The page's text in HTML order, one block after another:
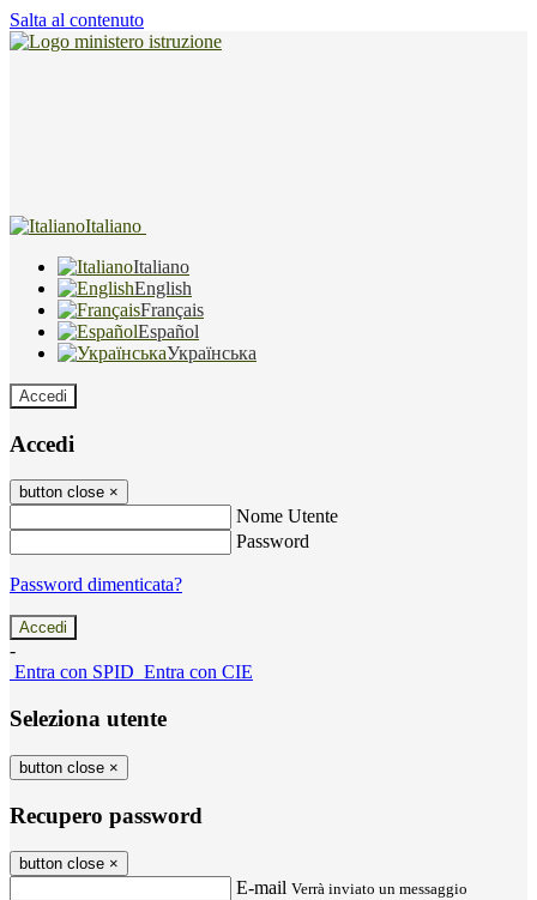
Salta al contenuto
Italiano
Italiano
English
Français
Español
Українська
Accedi
Accedi
button close ×
Nome Utente
Password
Password dimenticata?
-
Entra con SPID Entra con CIE
Seleziona utente
button close ×
Recupero password
button close ×
E-mail Verrà inviato un messaggio